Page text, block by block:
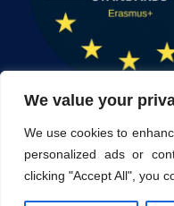
We value your
We use cookies to
personalized ads or
clicking "Accept All", you